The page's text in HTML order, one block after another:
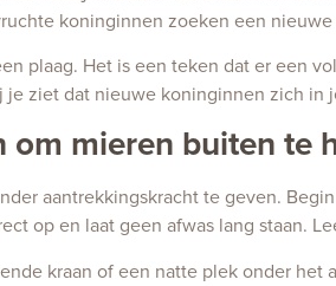
koninginnen zoeken een
plaag. Het is een teken dat er een
ziet dat nieuwe koninginnen zich in
om mieren buiten te
aantrekkingskracht te geven.
op en laat geen afwas lang staan.
kraan of een natte plek onder